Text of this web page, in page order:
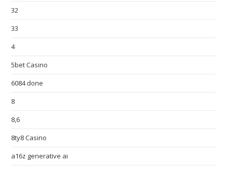
32
33
4
5bet Casino
6084 done
8
8,6
8ty8 Casino
a16z generative ai